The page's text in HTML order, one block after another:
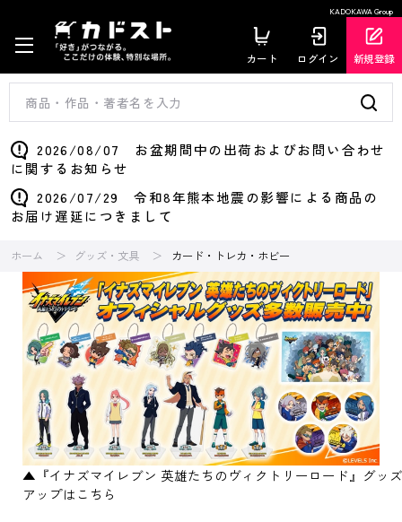
KADOKAWA Group
カート ログイン 新規登録
2026/08/07 お盆期間中の出荷およびお問い合わせ
に関するお知らせ
2026/07/29 令和8年熊本地震の影響による商品の
お届け遅延につきまして
ホーム グッズ・文具 カード・トレカ・ホビー
▲『イナズマイレブン 英雄たちのヴィクトリーロード』グッ
アップはこちら